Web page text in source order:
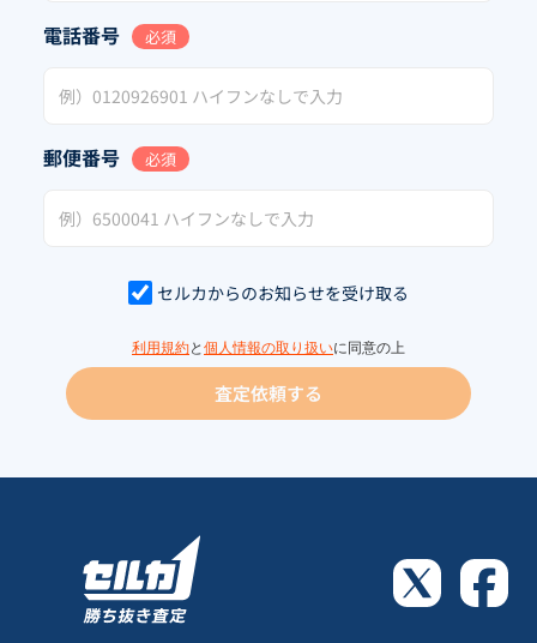
電話番号 必須
郵便番号 必須
セルカからのお知らせを受け取る
利用規約と 個人情報の取り扱いに同意の上
査定依頼する